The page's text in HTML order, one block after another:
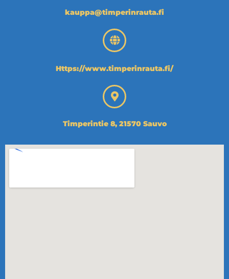
kauppa@timperinrauta.fi
Https://www.timperinrauta.fi/
Timperintie 8, 21570 Sauvo